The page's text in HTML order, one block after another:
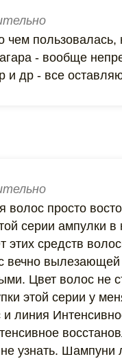
чем
- вообще
и др - все
волос просто
серии ампулки
этих средств
вечно
Цвет волос не
этой серии у
линия
узнать.